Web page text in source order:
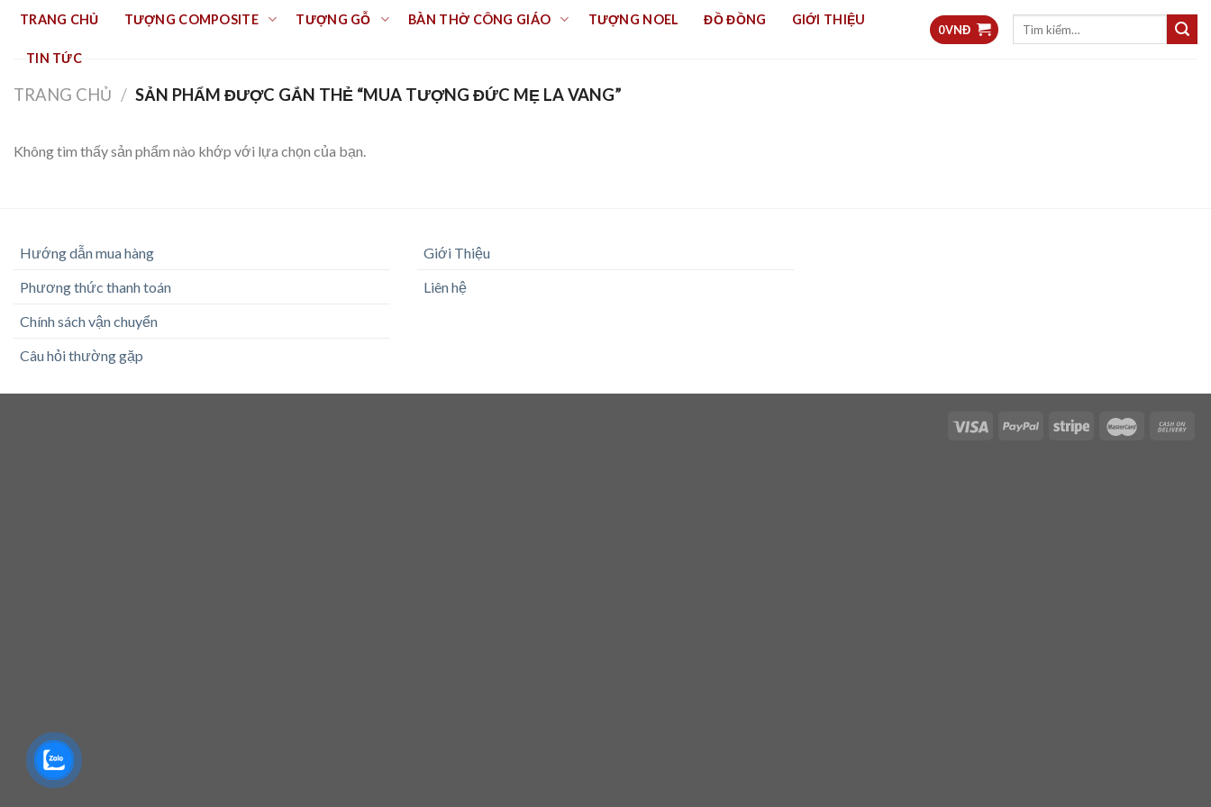
Skip
content
TRANG CHỦ TƯỢNG COMPOSITE TƯỢNG GỖ BÀN THỜ CÔNG GIÁO TƯỢNG NOEL ĐỒ ĐỒNG GIỚI THIỆU
TIN TỨC
0VNĐ
TRANG CHỦ / SẢN PHẨM ĐƯỢC GẮN THẺ “MUA TƯỢNG ĐỨC MẸ LA VANG”
Không tìm thấy sản phẩm nào khớp với lựa chọn của bạn.
Hướng dẫn mua hàng
Phương thức thanh toán
Chính sách vận chuyển
Câu hỏi thường gặp
Giới Thiệu
Liên hệ